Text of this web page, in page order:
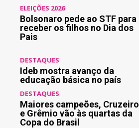
ELEIÇÕES 2026
Bolsonaro pede ao STF para
receber os filhos no Dia dos
Pais
DESTAQUES
Ideb mostra avanço da
educação básica no país
DESTAQUES
Maiores campeões, Cruzeiro
e Grêmio vão às quartas da
Copa do Brasil